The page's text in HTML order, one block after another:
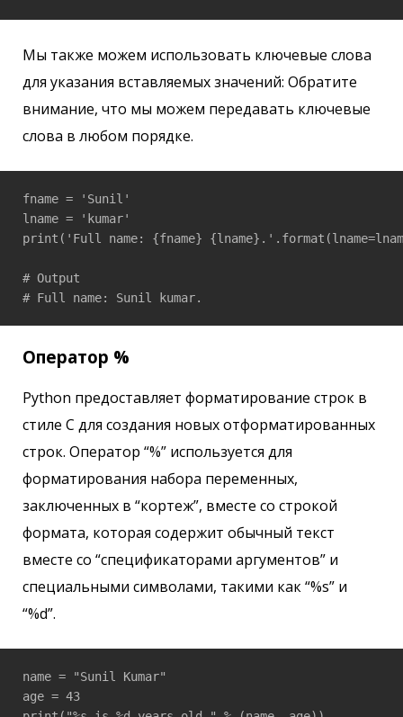
Мы также можем использовать ключевые слова
для указания вставляемых значений: Обратите
внимание, что мы можем передавать ключевые
слова в любом порядке.
fname = 'Sunil'
lname = 'kumar'
print('Full name: {fname}
# Output
# Full name: Sunil kumar.
Оператор %
Python предоставляет форматирование строк в
стиле C для создания новых отформатированных
строк. Оператор “%” используется для
форматирования набора переменных,
заключенных в “кортеж”, вместе со строкой
формата, которая содержит обычный текст
вместе со “спецификаторами аргументов” и
специальными символами, такими как “%s” и
“%d”.
name = "Sunil Kumar"
age = 43